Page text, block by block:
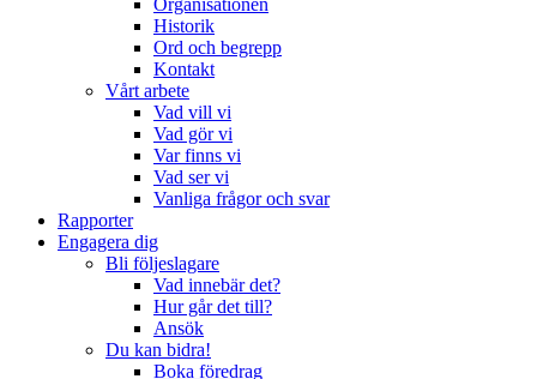
Historik
Ord och begrepp
Kontakt
Vårt arbete
Vad vill vi
Vad gör vi
Var finns vi
Vad ser vi
Vanliga frågor och svar
Rapporter
Engagera dig
Bli följeslagare
Vad innebär det?
Hur går det till?
Ansök
Du kan bidra!
Boka föredrag